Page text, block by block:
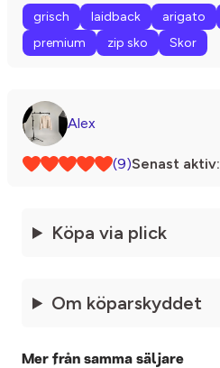
grisch laidback arigato
premium
zip sko Skor
Alex
(9)Senast aktiv:
Köpa via plick
Om köparskyddet
Mer från samma säljare